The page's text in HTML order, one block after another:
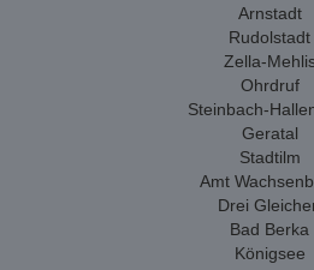
Arnstadt
Rudolstadt
Zella-
Ohrdruf
Steinbach-
Geratal
Stadtilm
Amt
Drei
Bad Berka
Königsee